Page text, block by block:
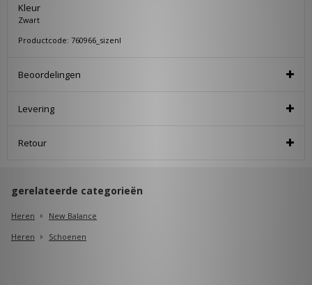
Kleur
Zwart
Productcode: 760966_sizenl
Beoordelingen
Levering
Retour
gerelateerde categorieën
Heren
New Balance
Heren
Schoenen